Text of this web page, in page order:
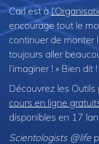
Carl est à
encourage tout le
continuer de monter
toujours aller
l’imaginer ! » Bien dit !
Découvrez les
cours en ligne
disponibles en 17
Scientologists @life